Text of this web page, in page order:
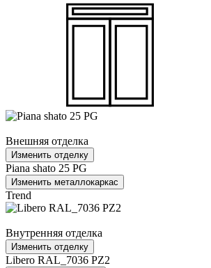
Внешняя отделка
Изменить отделку
Piana shato 25 PG
Изменить металлокаркас
Trend
Внутренняя отделка
Изменить отделку
Libero RAL_7036 PZ2